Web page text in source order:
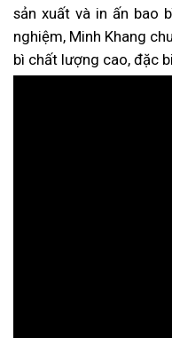
sản xuất và in ấn bao
nghiệm, Minh Khang
bì chất lượng cao, đặc